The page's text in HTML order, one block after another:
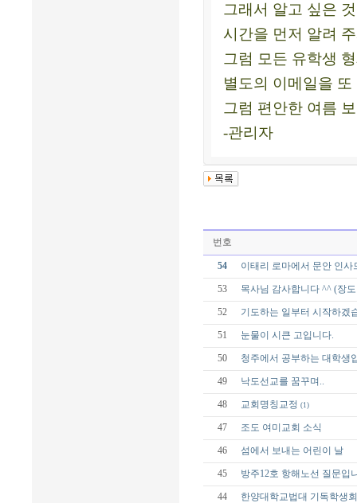
그래서 알고 싶은
시간을 먼저 알려
그럼 모든 유학생
별도의 이메일을
그럼 편안한 여름
-관리자
번호
54 이태리 로마에서 문안 인사
53 목사님 감사합니다 ^^ (장
52 기도하는 일부터 시작하겠
51 눈물이 시큰 고입니다.
50 청주에서 공부하는 대학생
49 낙도선교를 꿈꾸며..
48 교회명칭교정 (1)
47 조도 여미교회 소식
46 섬에서 보내는 어린이 날
45 방주12호 항해노선 질문입
44 한양대학교법대 기독학생